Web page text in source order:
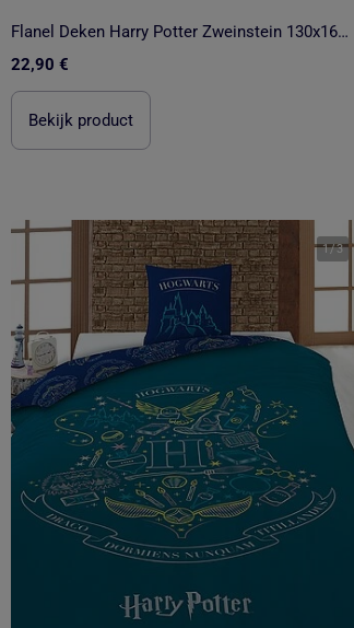
Flanel Deken Harry Potter Zweinstein 130x160cm – Gouden Wapenschild – Officiële Licentie
22,90 €
Bekijk product
1/3